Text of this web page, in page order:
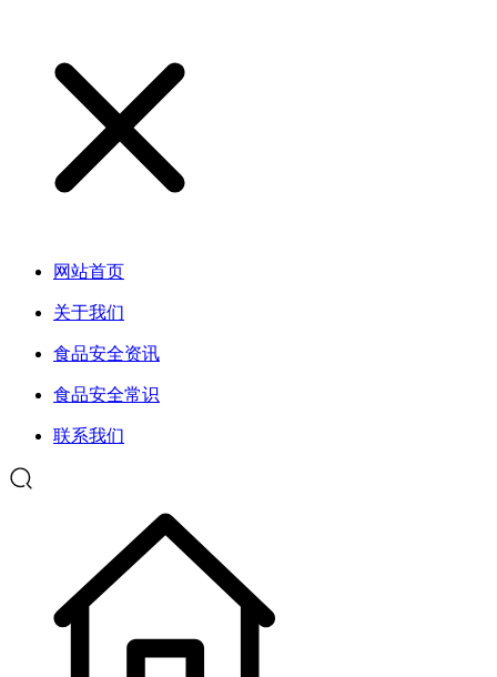
网站首页
关于我们
食品安全资讯
食品安全常识
联系我们